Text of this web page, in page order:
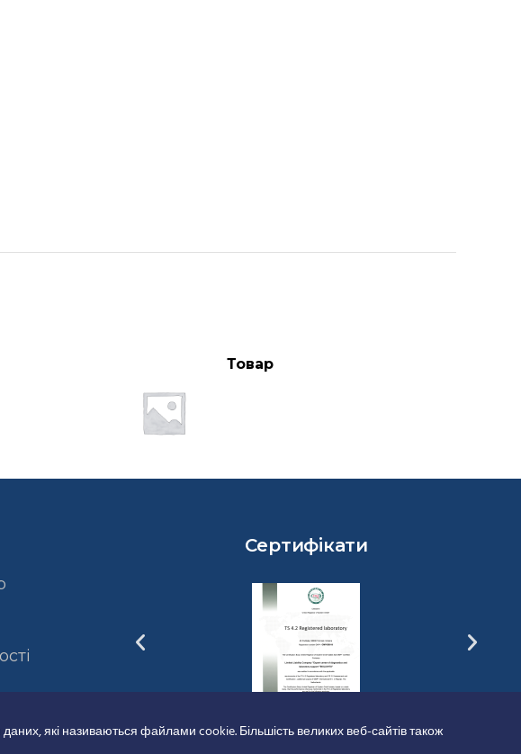
Товар
Сертифікати
які називаються файлами cookie. Більшість великих веб-сайтів також